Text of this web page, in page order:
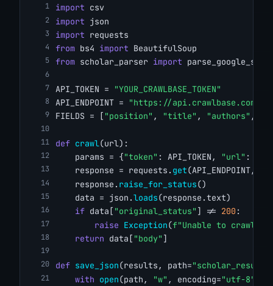
import csv
import json
import requests
from bs4 import BeautifulSoup
from scholar_parser import
API_TOKEN =
"YOUR_CRAWLBASE_TOKEN"
API_ENDPOINT =
"https://api.crawlbase.com/"
FIELDS = [ "position" , "title" , "authors" ,
def crawl(url):
    params = {
"token" : API_TOKEN, "url" :
    response = requests.
get(API_ENDPOINT,
    response.
raise_for_status()
    data = json.
loads(response.text)
if data[ "original_status" ] != 200 :
raise Exception(f"Unable to crawl
return data[ "body" ]
def save_json(results, path=
with open(path, "w" , encoding="utf-8"